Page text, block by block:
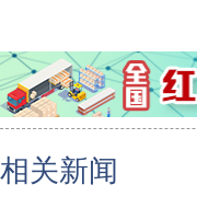
相关新闻